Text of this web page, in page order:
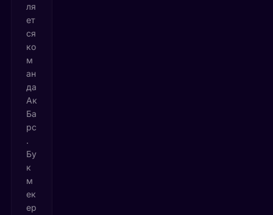
ля
ет
ся
ко
м
ан
да
Ак
Ба
рс
.
Бу
к
м
ек
ер